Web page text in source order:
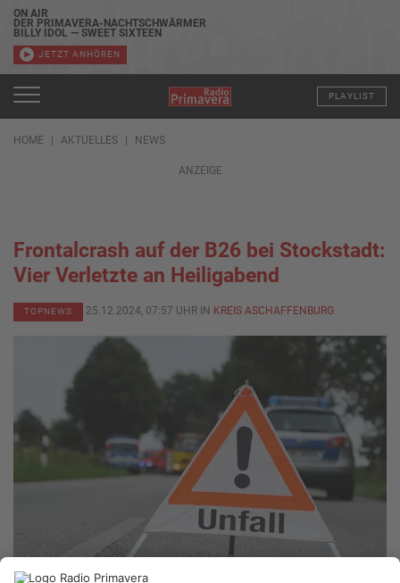
ON AIR
DER PRIMAVERA-NACHTSCHWÄRMER
BILLY IDOL — SWEET SIXTEEN
JETZT ANHÖREN
PLAYLIST
HOME AKTUELLES NEWS
ANZEIGE
Frontalcrash auf der B26 bei Stockstadt:
Vier Verletzte an Heiligabend
TOPNEWS 25.12.2024, 07:57 UHR IN KREIS ASCHAFFENBURG